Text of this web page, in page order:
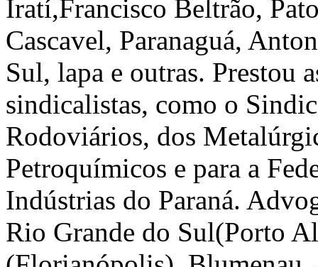
Iratí,Francisco Beltrão,
Cascavel, Paranaguá,
Sul, lapa e outras. Prestou
sindicalistas, como o
Rodoviários, dos
Petroquímicos e para a
Indústrias do Paraná.
Rio Grande do Sul(Porto